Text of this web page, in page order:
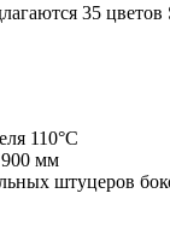
35
110°С
900 мм
штуцеров